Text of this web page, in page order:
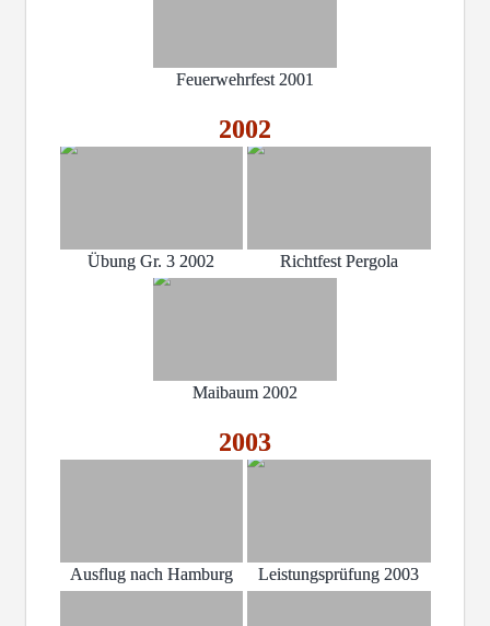
Feuerwehrfest 2001
2002
Übung Gr. 3 2002 Richtfest Pergola
Maibaum 2002
2003
Ausflug nach Hamburg Leistungsprüfung 2003